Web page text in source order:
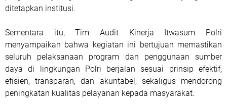
ditetapkan institusi.
Sementara itu, Tim Audit Kinerja Itwasum Polri
menyampaikan bahwa kegiatan ini bertujuan memastikan
seluruh pelaksanaan program dan penggunaan sumber
daya di lingkungan Polri berjalan sesuai prinsip efektif,
efisien, transparan, dan akuntabel, sekaligus mendorong
peningkatan kualitas pelayanan kepada masyarakat.